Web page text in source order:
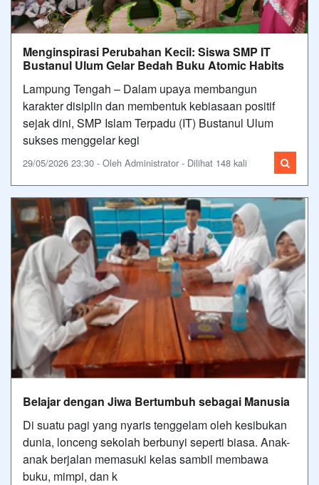
Menginspirasi Perubahan Kecil: Siswa SMP IT
Bustanul Ulum Gelar Bedah Buku Atomic Habits
Lampung Tengah – Dalam upaya membangun
karakter disiplin dan membentuk kebiasaan positif
sejak dini, SMP Islam Terpadu (IT) Bustanul Ulum
sukses menggelar kegi
29/05/2026 23:30 - Oleh Administrator - Dilihat 148 kali
Belajar dengan Jiwa Bertumbuh sebagai Manusia
Di suatu pagi yang nyaris tenggelam oleh kesibukan
dunia, lonceng sekolah berbunyi seperti biasa. Anak-
anak berjalan memasuki kelas sambil membawa
buku, mimpi, dan k